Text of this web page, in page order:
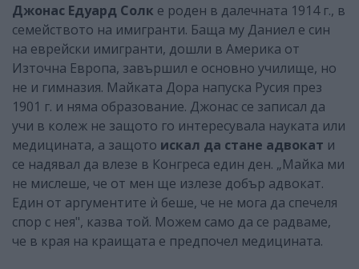
Джонас Едуард Солк е роден в далечната 1914 г., в
семейството на имигранти. Баща му Даниел е син
на еврейски имигранти, дошли в Америка от
Източна Европа, завършил е основно училище, но
не и гимназия. Майката Дора напуска Русия през
1901 г. и няма образование. Джонас се записал да
учи в колеж не защото го интересувала науката или
медицината, а защото искал да стане адвокат и
се надявал да влезе в Конгреса един ден. „Майка ми
не мислеше, че от мен ще излезе добър адвокат.
Един от аргументите ѝ беше, че не мога да спечеля
спор с нея", казва той. Можем само да се радваме,
че в края на краищата е предпочел медицината.